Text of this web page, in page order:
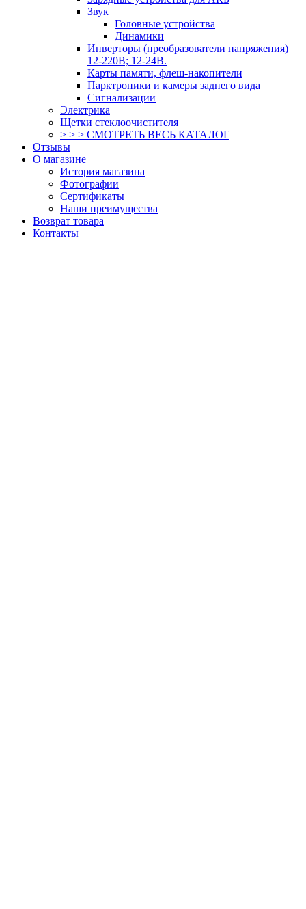
Звук
Головные устройства
Динамики
Инверторы (преобразователи напряжения)
12-220В; 12-24В.
Карты памяти, флеш-накопители
Парктроники и камеры заднего вида
Сигнализации
Электрика
Щетки стеклоочистителя
> > > СМОТРЕТЬ ВЕСЬ КАТАЛОГ
Отзывы
О магазине
История магазина
Фотографии
Сертификаты
Наши преимущества
Возврат товара
Контакты